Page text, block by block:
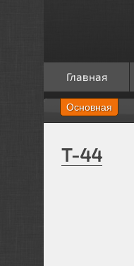
Главная
Основная
Т-44